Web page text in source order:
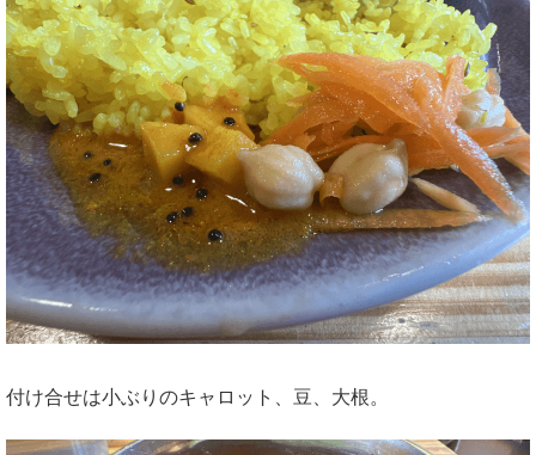
付け合せは小ぶりのキャロット、豆、大根。